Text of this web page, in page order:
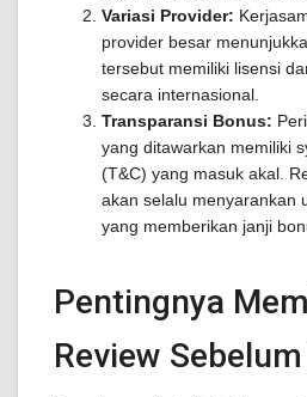
Variasi Provider:
provider besar
tersebut memiliki lisensi
secara internasional.
Transparansi Bonus:
yang ditawarkan memiliki
(T&C) yang masuk akal.
akan selalu menyarankan
yang memberikan janji
Pentingnya
Review